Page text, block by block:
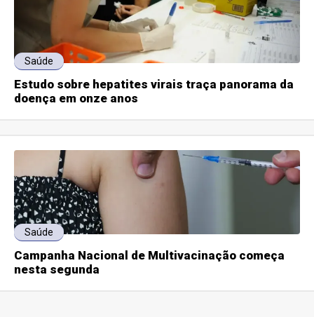
Saúde
Estudo sobre hepatites virais traça panorama da
doença em onze anos
Saúde
Campanha Nacional de Multivacinação começa
nesta segunda